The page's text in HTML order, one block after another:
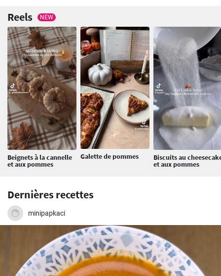
Reels NEW
Beignets à la cannelle
et aux pommes
Galette de pommes Biscuits au
et aux pommes
Dernières recettes
minipapkaci